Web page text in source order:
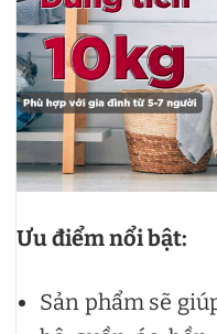
Ưu điểm nổi bật:
Sản phẩm sẽ